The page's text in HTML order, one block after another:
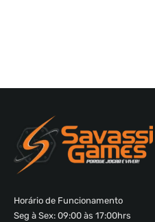
Horário de Funcionamento
Seg à Sex: 09:00 às 17:00hrs